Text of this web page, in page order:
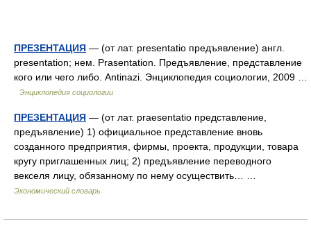
ПРЕЗЕНТАЦИЯ — (от лат. presentatio предъявление) англ.
presentation; нем. Prasentation. Предъявление, представление
кого или чего либо. Antinazi. Энциклопедия социологии, 2009 …
Энциклопедия социологии
ПРЕЗЕНТАЦИЯ — (от лат. praesentatio представление,
предъявление) 1) официальное представление вновь
созданного предприятия, фирмы, проекта, продукции, товара
кругу приглашенных лиц; 2) предъявление переводного
векселя лицу, обязанному по нему осуществить… …
Экономический словарь